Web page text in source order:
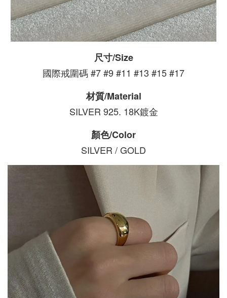
尺寸/Size
國際戒圍碼 #7 #9 #11 #13 #15 #17
材質/Material
SILVER 925. 18K鍍金
顏色/Color
SILVER / GOLD